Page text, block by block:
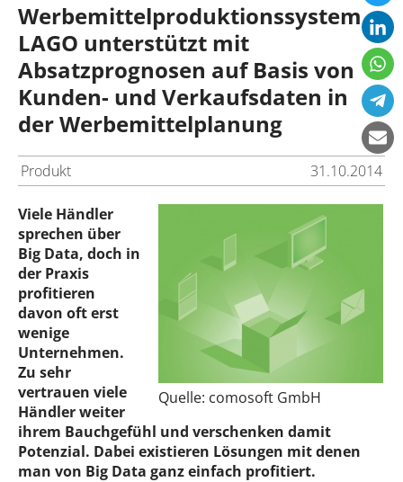
Werbemittelproduktionssystem
LAGO unterstützt mit
Absatzprognosen auf Basis von
Kunden- und Verkaufsdaten in
der Werbemittelplanung
Produkt 31.10.2014
Quelle: comosoft GmbH
Viele Händler
sprechen über
Big Data, doch in
der Praxis
profitieren
davon oft erst
wenige
Unternehmen.
Zu sehr
vertrauen viele
Händler weiter
ihrem Bauchgefühl und verschenken damit
Potenzial. Dabei existieren Lösungen mit denen
man von Big Data ganz einfach profitiert.